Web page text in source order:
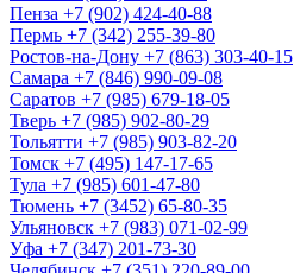
Пенза +7 (902) 424-40-88
Пермь +7 (342) 255-39-80
Ростов-на-Дону +7 (863) 303-40-15
Самара +7 (846) 990-09-08
Саратов +7 (985) 679-18-05
Тверь +7 (985) 902-80-29
Тольятти +7 (985) 903-82-20
Томск +7 (495) 147-17-65
Тула +7 (985) 601-47-80
Тюмень +7 (3452) 65-80-35
Ульяновск +7 (983) 071-02-99
Уфа +7 (347) 201-73-30